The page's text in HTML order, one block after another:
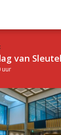
van
uur
uur 1 van 0